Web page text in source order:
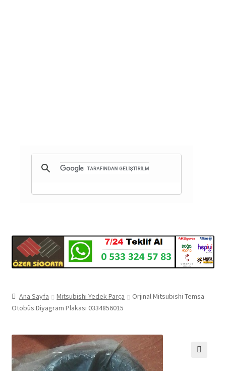
Ana Sayfa Mitsubishi Yedek Parça
Orjinal Mitsubishi Temsa
Otobüs Diyagram Plakası 0334856015